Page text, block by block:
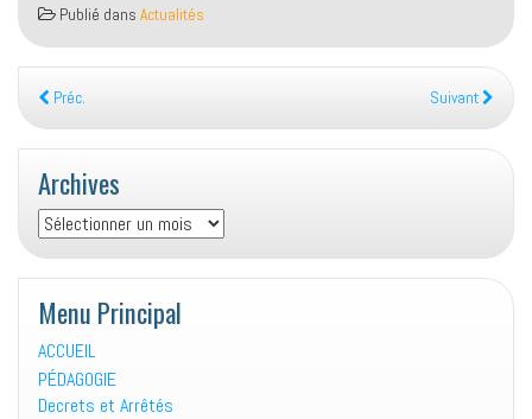
Publié dans Actualités
Préc. Suivant
Archives
Archives
Menu Principal
ACCUEIL
PÉDAGOGIE
Decrets et Arrêtés